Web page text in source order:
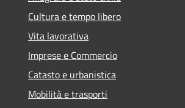
Cultura e tempo libero
Vita lavorativa
Imprese e Commercio
Catasto e urbanistica
Mobilità e trasporti